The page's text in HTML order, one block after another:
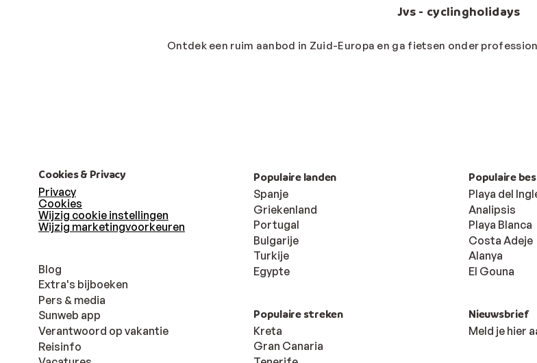
Jvs - cyclingholidays
Ontdek een ruim aanbod in Zuid-Europa en ga fietsen onder
Cookies & Privacy
Privacy
Cookies
Wijzig cookie instellingen
Wijzig marketingvoorkeuren
Blog
Extra's bijboeken
Pers & media
Sunweb app
Verantwoord op vakantie
Reisinfo
Populaire landen
Spanje
Griekenland
Portugal
Bulgarije
Turkije
Egypte
Populaire streken
Kreta
Gran Canaria
Populaire
Playa del
Analipsis
Playa Blanca
Costa Adeje
Alanya
El Gouna
Nieuwsbrief
Meld je hier